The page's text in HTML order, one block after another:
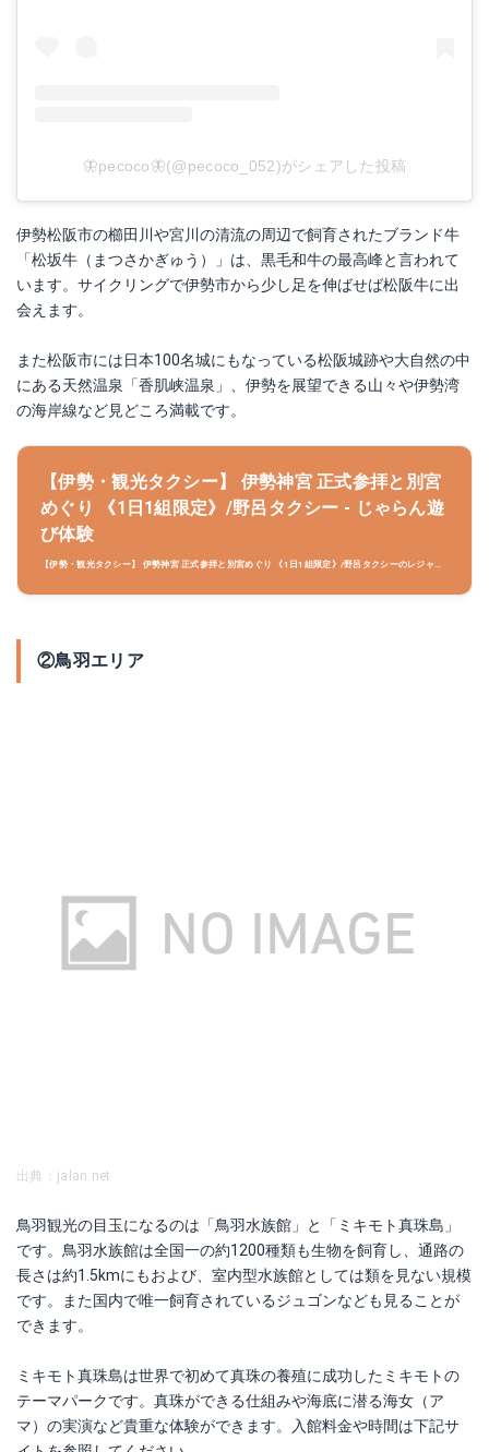
🦋pecoco🦋(@pecoco_052)がシェアした投稿
伊勢松阪市の櫛田川や宮川の清流の周辺で飼育されたブランド牛
「松坂牛（まつさかぎゅう）」は、黒毛和牛の最高峰と言われて
います。サイクリングで伊勢市から少し足を伸ばせば松阪牛に出
会えます。
また松阪市には日本100名城にもなっている松阪城跡や大自然の中
にある天然温泉「香肌峡温泉」、伊勢を展望できる山々や伊勢湾
の海岸線など見どころ満載です。
【伊勢・観光タクシー】 伊勢神宮 正式参拝と別宮
めぐり 《1日1組限定》/野呂タクシー - じゃらん遊
び体験
【伊勢・観光タクシー】 伊勢神宮 正式参拝と別宮めぐり 《1日1組限定》/野呂タクシーのレジャ
②鳥羽エリア
出典：jalan.net
鳥羽観光の目玉になるのは「鳥羽水族館」と「ミキモト真珠島」
です。鳥羽水族館は全国一の約1200種類も生物を飼育し、通路の
長さは約1.5kmにもおよび、室内型水族館としては類を見ない規模
です。また国内で唯一飼育されているジュゴンなども見ることが
できます。
ミキモト真珠島は世界で初めて真珠の養殖に成功したミキモトの
テーマパークです。真珠ができる仕組みや海底に潜る海女（ア
マ）の実演など貴重な体験ができます。入館料金や時間は下記サ